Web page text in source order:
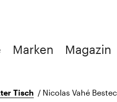
Marken Magazin
Tisch / Nicolas Vahé